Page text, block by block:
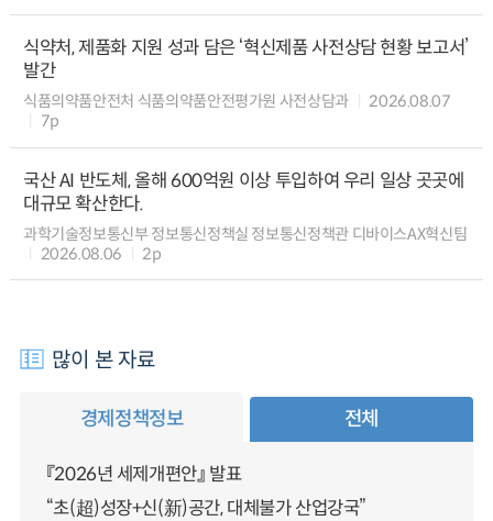
식약처, 제품화 지원 성과 담은 ‘혁신제품 사전상담 현황 보고서’
발간
식품의약품안전처 식품의약품안전평가원 사전상담과
2026.08.07
7p
국산 AI 반도체, 올해 600억원 이상 투입하여 우리 일상 곳곳에
대규모 확산한다.
과학기술정보통신부 정보통신정책실 정보통신정책관 디바이스AX혁신팀
2026.08.06
2p
많이 본 자료
경제정책정보 전체
『2026년 세제개편안』 발표
“초(超)성장+신(新)공간, 대체불가 산업강국”